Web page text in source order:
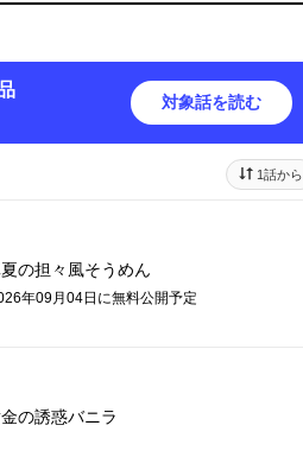
対象話を読む
1話から
の担々風そうめん
年09月04日 に無料公開予定
の誘惑バニラ